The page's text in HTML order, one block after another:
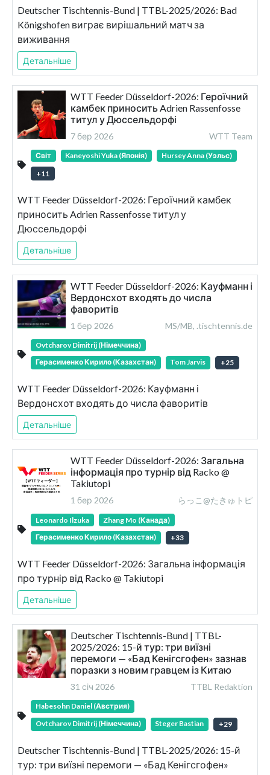
Deutscher Tischtennis-Bund | TTBL-2025/2026: Bad
Königshofen виграє вирішальний матч за
виживання
Детальніше
WTT Feeder Düsseldorf-2026: Героїчний
камбек приносить Adrien Rassenfosse
титул у Дюссельдорфі
7 бер 2026 WTT Team
Світ Kaneyoshi Yuka (Японія)
Hursey Anna (Уэльс)
+11
WTT Feeder Düsseldorf-2026: Героїчний камбек
приносить Adrien Rassenfosse титул у
Дюссельдорфі
Детальніше
WTT Feeder Düsseldorf-2026: Кауфманн і
Вердонсхот входять до числа
фаворитів
1 бер 2026 MS/MB, .tischtennis.de
Ovtcharov Dimitrij (Німеччина)
Герасименко Кирило (Казахстан)
Tom Jarvis +25
WTT Feeder Düsseldorf-2026: Кауфманн і
Вердонсхот входять до числа фаворитів
Детальніше
WTT Feeder Düsseldorf-2026: Загальна
інформація про турнір від Racko @
Takiutopi
1 бер 2026 らっこ@たきゅトピ
Leonardo Ilzuka
Zhang Mo (Канада)
Герасименко Кирило (Казахстан)
+33
WTT Feeder Düsseldorf-2026: Загальна інформація
про турнір від Racko @ Takiutopi
Детальніше
Deutscher Tischtennis-Bund | TTBL-
2025/2026: 15-й тур: три виїзні
перемоги — «Бад Кенігсгофен» зазнав
поразки з новим гравцем із Китаю
31 січ 2026 TTBL Redaktion
Habesohn Daniel (Австрия)
Ovtcharov Dimitrij (Німеччина)
Steger Bastian +29
Deutscher Tischtennis-Bund | TTBL-2025/2026: 15-й
тур: три виїзні перемоги — «Бад Кенігсгофен»